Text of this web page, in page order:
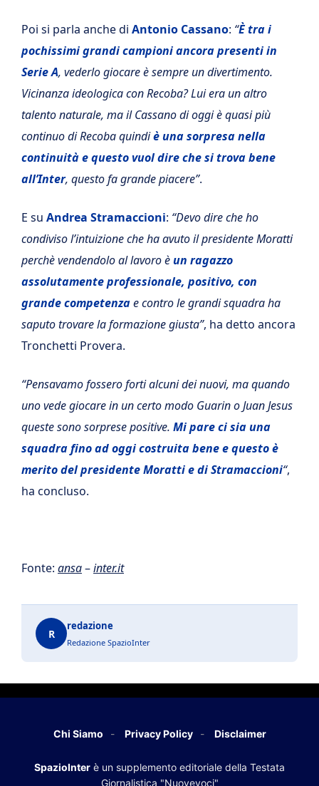
Poi si parla anche di Antonio Cassano: “È tra i
pochissimi grandi campioni ancora presenti in
Serie A, vederlo giocare è sempre un divertimento.
Vicinanza ideologica con Recoba? Lui era un altro
talento naturale, ma il Cassano di oggi è quasi più
continuo di Recoba quindiè una sorpresa nella
continuità e questo vuol dire che si trova bene
all’Inter, questo fa grande piacere”.
E su Andrea Stramaccioni: “Devo dire che ho
condiviso l’intuizione che ha avuto il presidente Moratti
perchè vendendolo al lavoro èun ragazzo
assolutamente professionale, positivo, con
grande competenzae contro le grandi squadra ha
saputo trovare la formazione giusta”, ha detto ancora
Tronchetti Provera.
“Pensavamo fossero forti alcuni dei nuovi, ma quando
uno vede giocare in un certo modo Guarin o Juan Jesus
queste sono sorprese positive. Mi pare ci sia una
squadra fino ad oggi costruita bene e questo è
merito del presidente Moratti e di Stramaccioni“,
ha concluso.
Fonte: ansa–inter.it
R
redazione
Redazione SpazioInter
Chi Siamo Privacy Policy Disclaimer
SpazioInter è un supplemento editoriale della Testata
Giornalistica "Nuovevoci"